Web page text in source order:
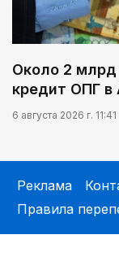
Около 2 млрд
кредит ОПГ
6 августа 2026 г. 11:41
Реклама
Правила